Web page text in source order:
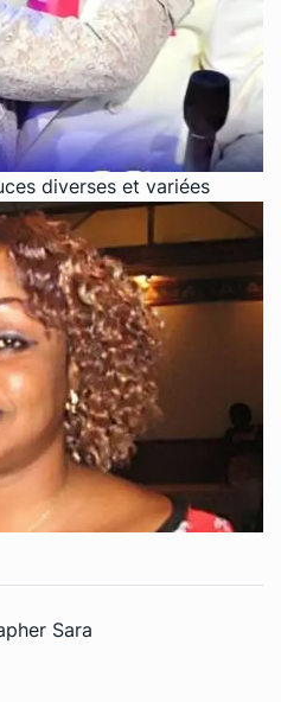
diverses et variées
Sara